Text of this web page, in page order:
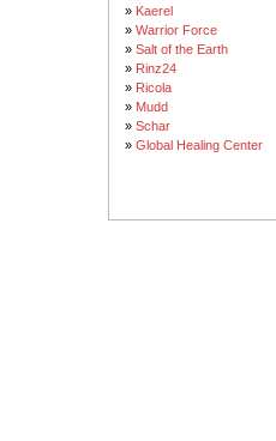
» Kaerel
» Warrior Force
» Salt of the Earth
» Rinz24
» Ricola
» Mudd
» Schar
» Global Healing Center